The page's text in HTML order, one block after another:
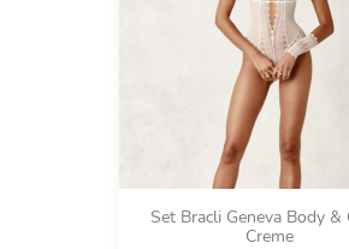
Set Bracli Geneva Body &
Creme